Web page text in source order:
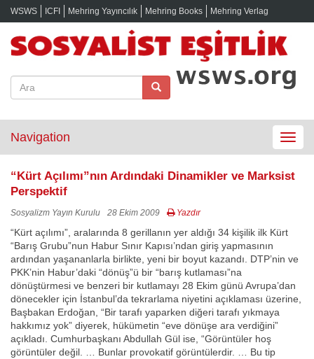
WSWS ICFI Mehring Yayıncılık Mehring Books Mehring Verlag
Toggle
Navigation
“Kürt Açılımı”nın Ardındaki Dinamikler ve Marksist
Perspektif
Sosyalizm Yayın Kurulu 28 Ekim 2009 Yazdır
“Kürt açılımı”, aralarında 8 gerillanın yer aldığı 34 kişilik ilk Kürt
“Barış Grubu”nun Habur Sınır Kapısı’ndan giriş yapmasının
ardından yaşananlarla birlikte, yeni bir boyut kazandı. DTP’nin ve
PKK’nin Habur’daki “dönüş”ü bir “barış kutlaması”na
dönüştürmesi ve benzeri bir kutlamayı 28 Ekim günü Avrupa’dan
dönecekler için İstanbul’da tekrarlama niyetini açıklaması üzerine,
Başbakan Erdoğan, “Bir tarafı yaparken diğeri tarafı yıkmaya
hakkımız yok” diyerek, hükümetin “eve dönüşe ara verdiğini”
açıkladı. Cumhurbaşkanı Abdullah Gül ise, “Görüntüler hoş
görüntüler değil. … Bunlar provokatif görüntülerdir. … Bu tip